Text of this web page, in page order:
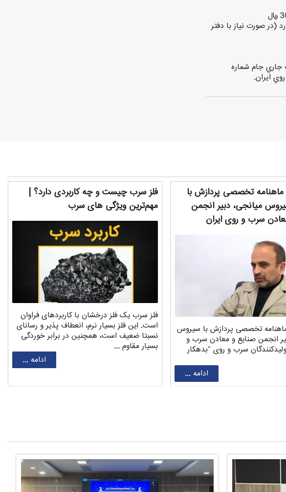
(در صورت نیاز با دفتر
تهران ـ كد 8/6507، حساب جاري جام شماره
تخصصی پردازش با
‌میانجی، دبیر انجمن
سرب و روی ایران
تخصصی پردازش با سیروس
انجمن صنایع و معادن سرب و
سرب و روی “بدهکار
ادامه ...
فلز سرب چیست و چه کاربردی دارد؟ |
مهم‌ترین ویژگی های سرب
فلز سرب یک فلز درخشان با کاربردهای فراوان
است. این فلز بسیار نرم، انعطاف پذیر و رسانای
نسبتا ضعیف است، همچنین در برابر خوردگی
بسیار مقاوم ...
ادامه ...